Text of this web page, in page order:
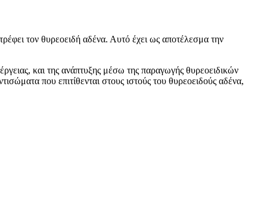
τον θυρεοειδή αδένα. Αυτό έχει ως αποτέλεσμα την
και της ανάπτυξης μέσω της παραγωγής θυρεοειδικών
που επιτίθενται στους ιστούς του θυρεοειδούς αδένα,